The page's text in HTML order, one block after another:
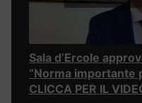
Sala d’Ercole
“Norma importante
CLICCA PER IL